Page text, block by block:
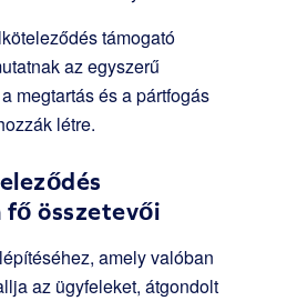
támogató
az egyszerű
megtartás és a pártfogás
létre.
összetevői
amely valóban
az ügyfeleket, átgondolt